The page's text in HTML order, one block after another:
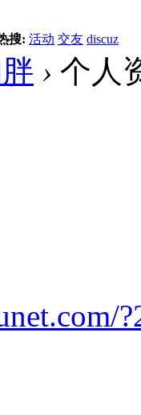
搜: 活动 交友 discuz
› 个人